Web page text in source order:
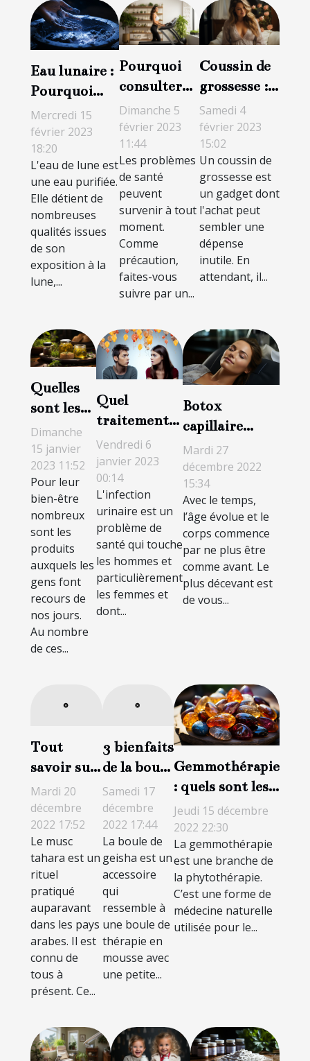
Eau lunaire :
Pourquoi
l'eau de lune
est-elle
indispensable
?
Mercredi 15
février 2023
18:20
L'eau de lune est
une eau purifiée.
Elle détient de
nombreuses
qualités issues
de son
exposition à la
lune,...
Pourquoi
consulter
une
plateforme
sur la santé
et le bien-
être ?
Dimanche 5
février 2023
11:44
Les problèmes
de santé
peuvent
survenir à tout
moment.
Comme
précaution,
faites-vous
suivre par un...
Coussin de
grossesse :
pourquoi
vaut-il la
peine
d'avoir ?
Samedi 4
février 2023
15:02
Un coussin de
grossesse est
un gadget dont
l'achat peut
sembler une
dépense
inutile. En
attendant, il...
Quelles
sont les
aubaines
du CBD ?
Dimanche
15 janvier
2023 11:52
Pour leur
bien-être
nombreux
sont les
produits
auxquels les
gens font
recours de
nos jours.
Au nombre
de ces...
Quel
traitement
contre une
infection
urinaire ?
Vendredi 6
janvier 2023
00:14
L'infection
urinaire est un
problème de
santé qui touche
les hommes et
particulièrement
les femmes et
dont...
Botox
capillaire
professionnel :
quels sont ses
avantages ?
Mardi 27
décembre 2022
15:34
Avec le temps,
l’âge évolue et le
corps commence
par ne plus être
comme avant. Le
plus décevant est
de vous...
Tout
savoir sur
le musc
intime
tahara
Mardi 20
décembre
2022 17:52
Le musc
tahara est un
rituel
pratiqué
auparavant
dans les pays
arabes. Il est
connu de
tous à
présent. Ce...
3 bienfaits
de la boule
de geisha
Samedi 17
décembre
2022 17:44
La boule de
geisha est un
accessoire
qui
ressemble à
une boule de
thérapie en
mousse avec
une petite...
Gemmothérapie
: quels sont les
avantages et les
inconvénients ?
Jeudi 15 décembre
2022 22:30
La gemmothérapie
est une branche de
la phytothérapie.
C’est une forme de
médecine naturelle
utilisée pour le...